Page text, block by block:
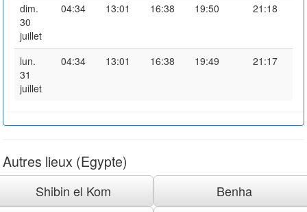
dim.
30
juillet
04:34 13:01 16:38 19:50 21:18
lun.
31
juillet
04:34 13:01 16:38 19:49 21:17
Autres lieux (Egypte)
Shibin el Kom
Benha